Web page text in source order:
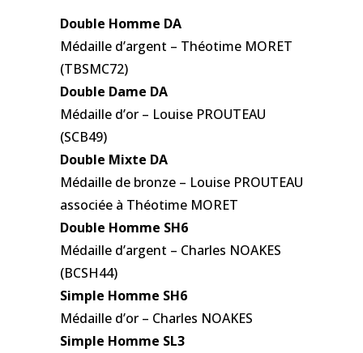
Double Homme DA
Médaille d’argent – Théotime MORET
(TBSMC72)
Double Dame DA
Médaille d’or – Louise PROUTEAU
(SCB49)
Double Mixte DA
Médaille de bronze – Louise PROUTEAU
associée à Théotime MORET
Double Homme SH6
Médaille d’argent – Charles NOAKES
(BCSH44)
Simple Homme SH6
Médaille d’or – Charles NOAKES
Simple Homme SL3